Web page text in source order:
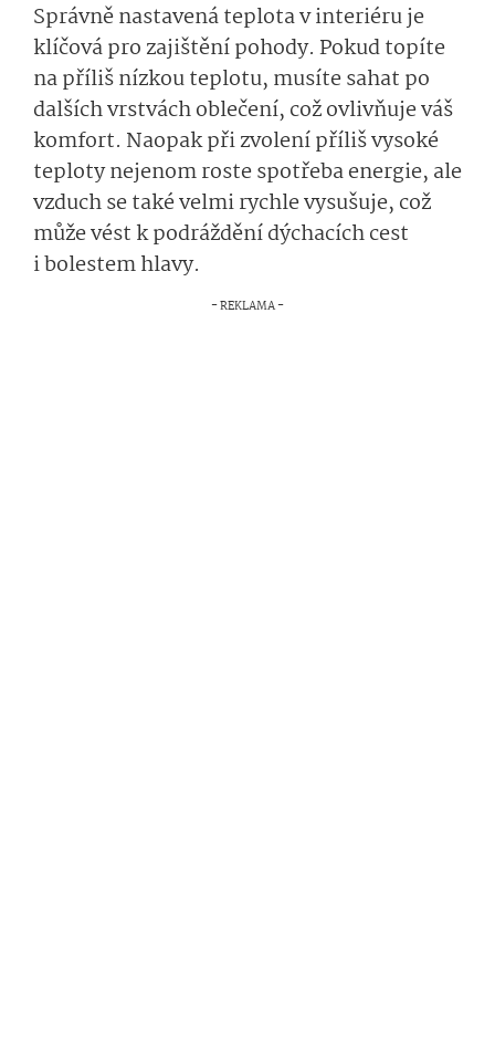
Správně nastavená teplota v interiéru je
klíčová pro zajištění pohody. Pokud topíte
na příliš nízkou teplotu, musíte sahat po
dalších vrstvách oblečení, což ovlivňuje váš
komfort. Naopak při zvolení příliš vysoké
teploty nejenom roste spotřeba energie, ale
vzduch se také velmi rychle vysušuje, což
může vést k podráždění dýchacích cest
i bolestem hlavy.